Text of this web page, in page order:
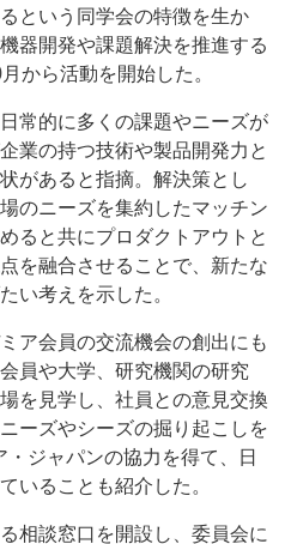
という同学会の特徴を生か
器開発や課題解決を推進する
から活動を開始した。
常的に多くの課題やニーズが
業の持つ技術や製品開発力と
があると指摘。解決策とし
のニーズを集約したマッチン
ると共にプロダクトアウトと
を融合させることで、新たな
い考えを示した。
ア会員の交流機会の創出にも
員や大学、研究機関の研究
を見学し、社員との意見交換
ーズやシーズの掘り起こしを
ジャパンの協力を得て、日
いることも紹介した。
相談窓口を開設し、委員会に